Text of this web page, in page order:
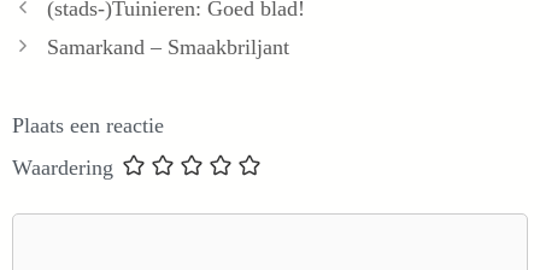
(stads-)Tuinieren: Goed blad!
Samarkand – Smaakbriljant
Plaats een reactie
Waardering